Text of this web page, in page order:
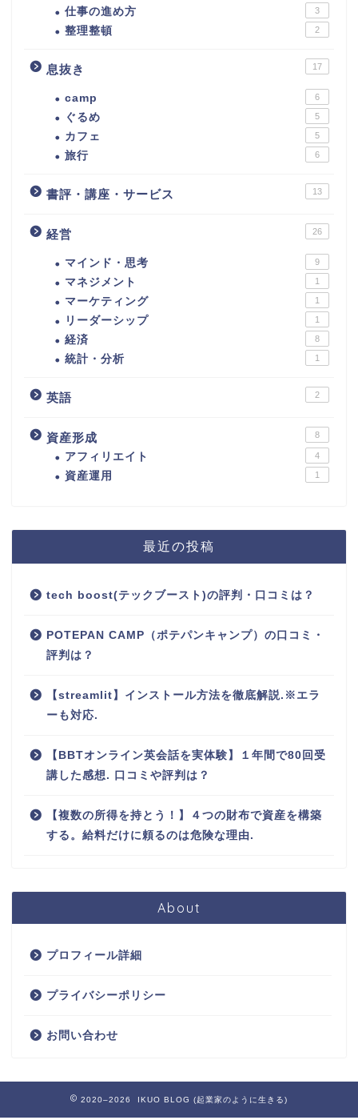
仕事の進め方 3
整理整頓 2
息抜き 17
camp 6
ぐるめ 5
カフェ 5
旅行 6
書評・講座・サービス 13
経営 26
マインド・思考 9
マネジメント 1
マーケティング 1
リーダーシップ 1
経済 8
統計・分析 1
英語 2
資産形成 8
アフィリエイト 4
資産運用 1
最近の投稿
tech boost(テックブースト)の評判・口コミは？
POTEPAN CAMP（ポテパンキャンプ）の口コミ・
評判は？
【streamlit】インストール方法を徹底解説.※エラ
ーも対応.
【BBTオンライン英会話を実体験】１年間で80回受
講した感想. 口コミや評判は？
【複数の所得を持とう！】４つの財布で資産を構築
する。給料だけに頼るのは危険な理由.
About
プロフィール詳細
プライバシーポリシー
お問い合わせ
2020–2026 IKUO BLOG (起業家のように生きる)